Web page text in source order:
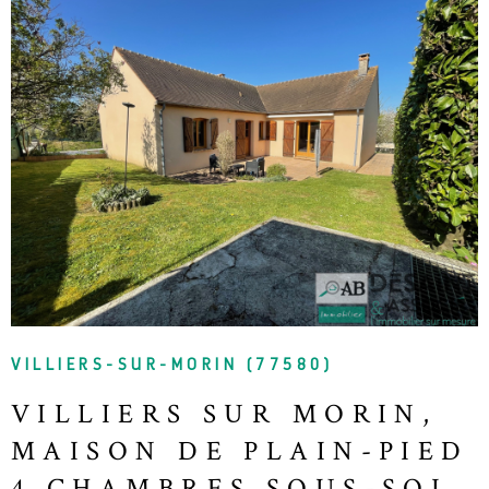
VILLIERS-SUR-MORIN (77580)
VILLIERS SUR MORIN,
MAISON DE PLAIN-PIED
VOIR LE BIEN